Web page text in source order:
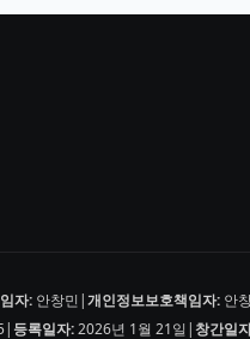
자: 안창민|개인정보보호책임자: 안
| 등록일자:2026년 1월 21일|창간일